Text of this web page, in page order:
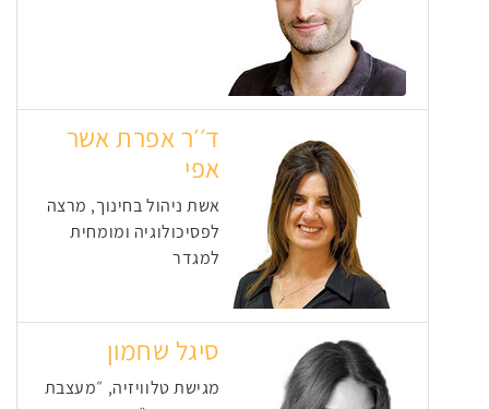
ד׳׳ר אפרת אשר
אפי
אשת ניהול בחינוך, מרצה
לפסיכולוגיה ומומחית
למגדר
סיגל שחמון
מגישת טלוויזיה, ״מעצבת